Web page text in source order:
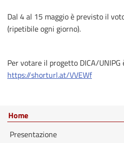
Dal 4 al 15 maggio è previsto il
(ripetibile ogni giorno).
Per votare il progetto DICA/
https://shorturl.at/VVEWf
Home
Presentazione